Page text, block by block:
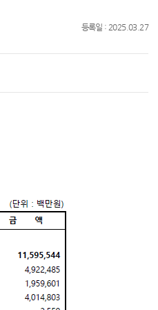
등록일 : 2025.03.27